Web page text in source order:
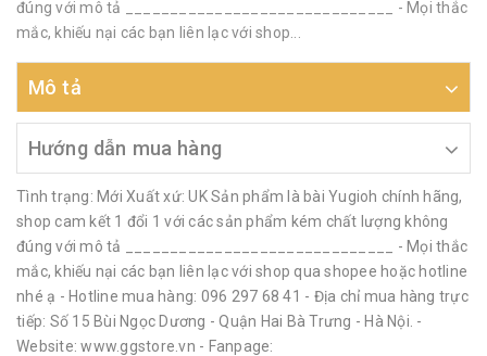
đúng với mô tả ______________________________ - Mọi thắc
mắc, khiếu nại các bạn liên lạc với shop...
Mô tả
Hướng dẫn mua hàng
Tình trạng: Mới Xuất xứ: UK Sản phẩm là bài Yugioh chính hãng,
shop cam kết 1 đổi 1 với các sản phẩm kém chất lượng không
đúng với mô tả ______________________________ - Mọi thắc
mắc, khiếu nại các bạn liên lạc với shop qua shopee hoặc hotline
nhé ạ - Hotline mua hàng: 096 297 68 41 - Địa chỉ mua hàng trực
tiếp: Số 15 Bùi Ngọc Dương - Quận Hai Bà Trưng - Hà Nội. -
Website: www.ggstore.vn - Fanpage: